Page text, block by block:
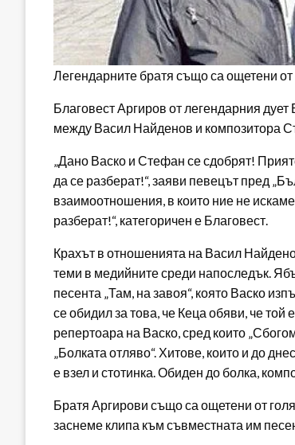
Легендарните братя също са ощетени от
Благовест Аргиров от легендарния
между Васил Найденов и композитора
„Дано Васко и Стефан се сдобрят!
да се разберат!“, заяви певецът пред
взаимоотношения, в които ние не
разберат!“, категоричен е Благовест.
Крахът в отношенията на Васил
теми в медийните среди напоследък.
песента „Там, на завоя“, която Васко
се обидил за това, че Кеца обяви, че той
репертоара на Васко, сред които
„Болката отляво“. Хитове, които и до
е взел и стотинка. Обиден до болка,
Братя Аргирови също са ощетени от
заснеме клипа към съвместната им